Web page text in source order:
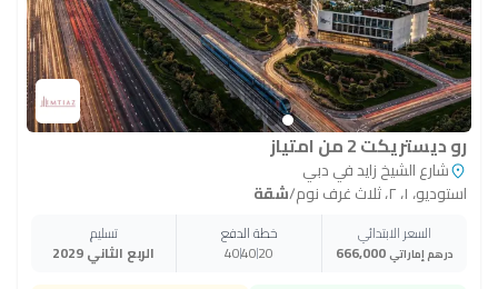
رو ديستريكت 2 من امتياز
شارع الشيخ زايد في دبي
استوديو، ١، ٢، ثلاث غرف نوم
/شقة
السعر الابتدائي
666,000درهم إماراتي
خطة الدفع
20
40
40
تسليم
الربع الثاني 2029